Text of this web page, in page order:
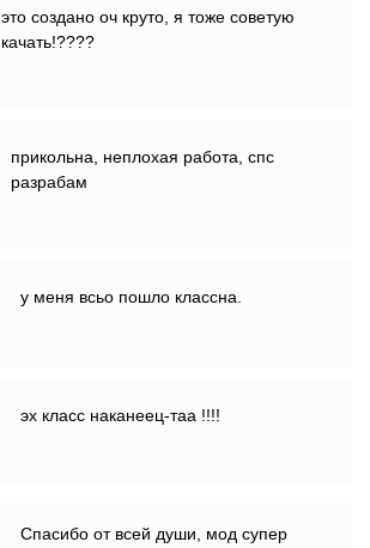
это создано оч круто, я тоже советую
качать!????
прикольна, неплохая работа, спс
разрабам
у меня всьо пошло классна.
эх класс наканеец-таа !!!!
Спасибо от всей души, мод супер